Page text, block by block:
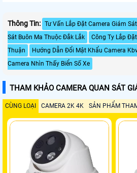
Thông Tin: Tư Vấn Lắp Đặt Camera Giám
Sát Buôn Ma Thuộc Đắk Lắk
Công Ty Lắp
Thuận
Hướng Dẫn Đổi Mật Khẩu Camera
Camera Nhìn Thấy Biển Số Xe
THAM KHẢO CAMERA QUAN SÁT
CÙNG LOẠI CAMERA 2K 4K SẢN PHẨM